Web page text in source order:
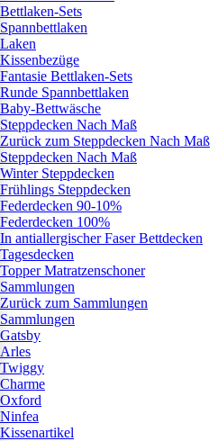
Bettlaken-Sets
Spannbettlaken
Laken
Kissenbezüge
Fantasie Bettlaken-Sets
Runde Spannbettlaken
Baby-Bettwäsche
Steppdecken Nach Maß
Zurück zum Steppdecken Nach Maß
Steppdecken Nach Maß
Winter Steppdecken
Frühlings Steppdecken
Federdecken 90-10%
Federdecken 100%
In antiallergischer Faser Bettdecken
Tagesdecken
Topper Matratzenschoner
Sammlungen
Zurück zum Sammlungen
Sammlungen
Gatsby
Arles
Twiggy
Charme
Oxford
Ninfea
Kissenartikel